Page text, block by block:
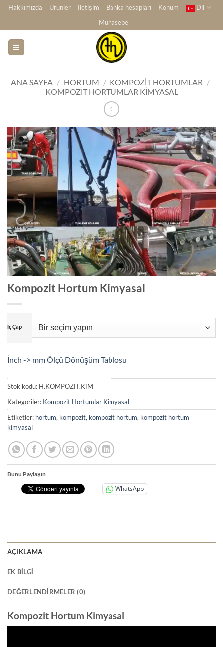
İçeriğe
Hakkımızda Ürünler İletişim Banka hesapları Konum
Dil
Muhasebe
ANA SAYFA / HORTUM / KOMPOZIT HORTUMLAR /
KOMPOZIT HORTUMLAR KIMYASAL
Kompozit Hortum Kimyasal
İç Çap
İnch -> mm Ölçü Dönüşüm Tablosu
Stok kodu: H.KOMPOZİT.KİM
Kategoriler: Kompozit Hortumlar Kimyasal
Etiketler: hortum, kompozit, kompozit hortum, kompozit hortum
kimyasal
Bunu Paylaşın
WhatsApp
AÇIKLAMA
EK BILGI
DEĞERLENDIRMELER (0)
Kompozit Hortum Kimyasal